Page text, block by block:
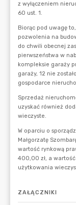
ZAŁĄCZNIKI